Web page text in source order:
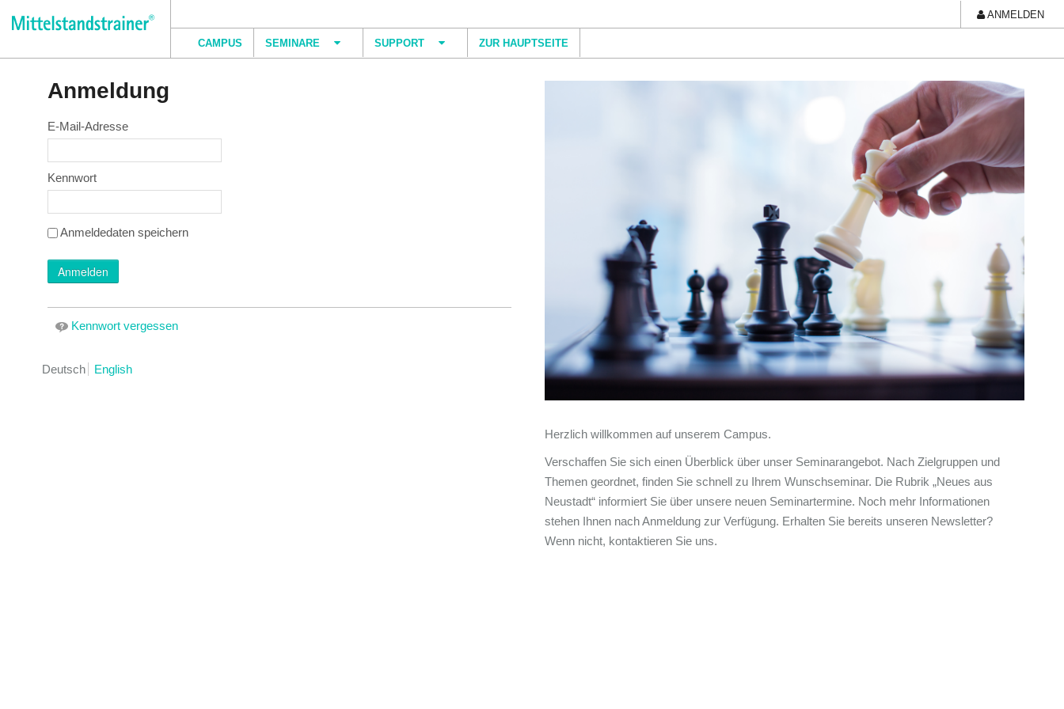
ANMELDEN
Campus
CAMPUS SEMINARE SUPPORT ZUR HAUPTSEITE
Campus
Anmeldung
E-Mail-Adresse
Kennwort
Anmeldedaten speichern
Anmelden
Kennwort vergessen
Deutsch English
Herzlich willkommen auf unserem Campus.
Verschaffen Sie sich einen Überblick über unser Seminarangebot. Nach Zielgruppen und
Themen geordnet, finden Sie schnell zu Ihrem Wunschseminar. Die Rubrik „Neues aus
Neustadt“ informiert Sie über unsere neuen Seminartermine. Noch mehr Informationen
stehen Ihnen nach Anmeldung zur Verfügung. Erhalten Sie bereits unseren Newsletter?
Wenn nicht, kontaktieren Sie uns.